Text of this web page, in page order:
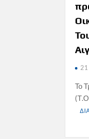
21
Το